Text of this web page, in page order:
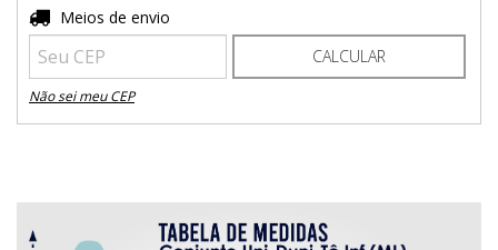
Entregas para o CEP:
Meios de envio
CALCULAR
Não sei meu CEP